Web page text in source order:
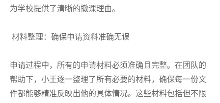
为学校提供了清晰的撤课理由。
材料整理：确保申请资料准确无误
申请过程中，所有的申请材料必须准确且完整。在团队的
帮助下，小王逐一整理了所有必要的材料，确保每一份文
件都能够精准反映出他的具体情况。这些材料包括但不限